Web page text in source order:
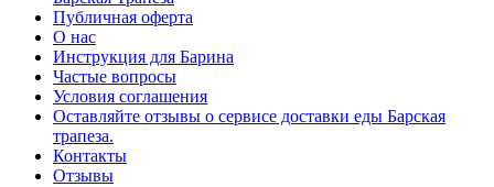
Публичная оферта
О нас
Инструкция для Барина
Частые вопросы
Условия соглашения
Оставляйте отзывы о сервисе доставки еды Барская
трапеза.
Контакты
Отзывы